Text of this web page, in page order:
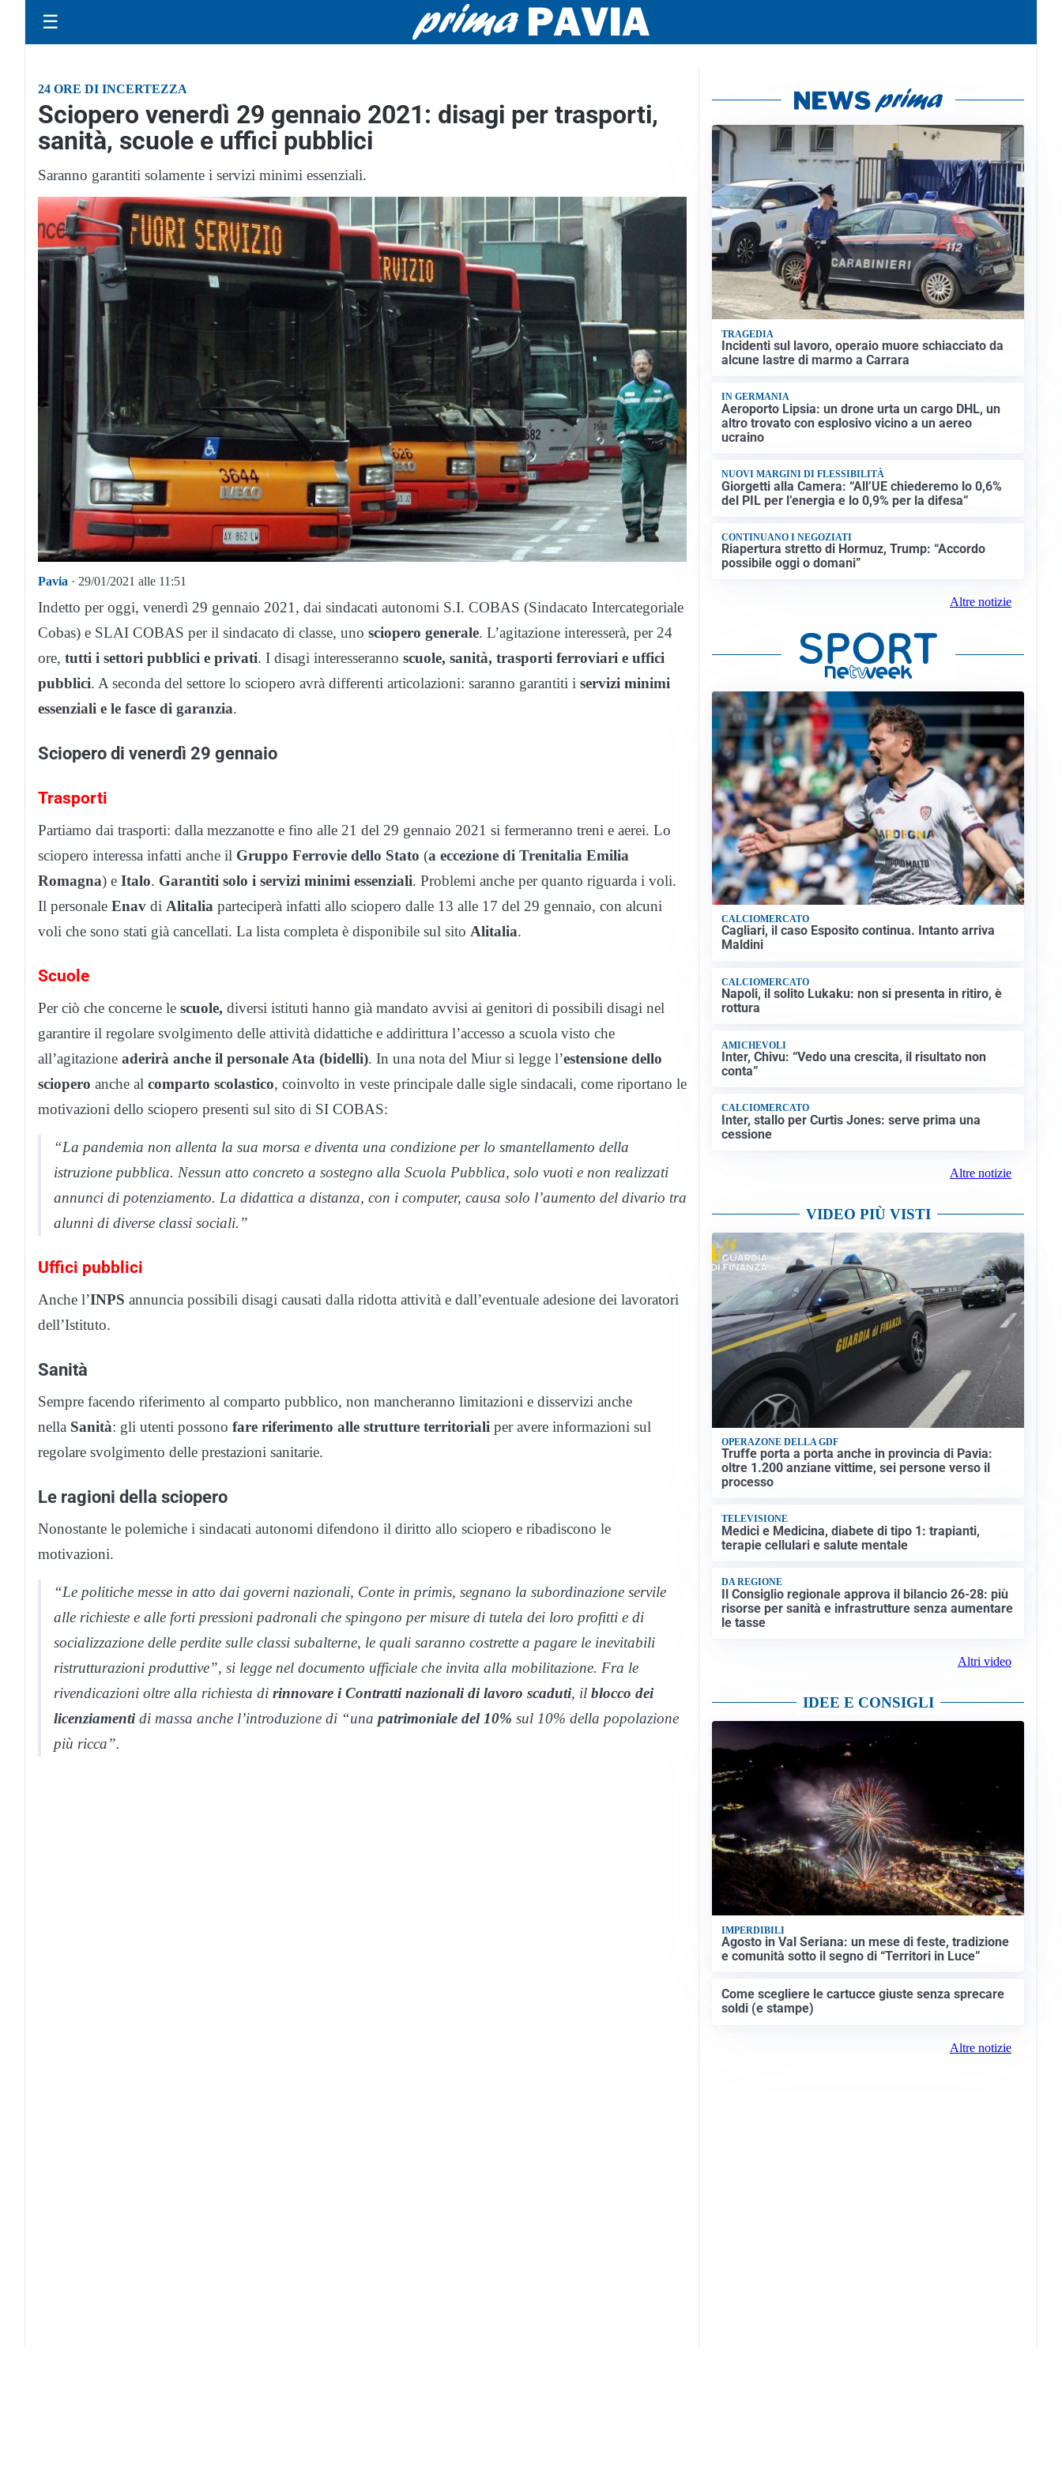
☰
24 ORE DI INCERTEZZA
Sciopero venerdì 29 gennaio 2021: disagi per trasporti,
sanità, scuole e uffici pubblici
Saranno garantiti solamente i servizi minimi essenziali.
Pavia · 29/01/2021 alle 11:51
Indetto per oggi, venerdì 29 gennaio 2021, dai sindacati autonomi S.I. COBAS (Sindacato Intercategoriale
Cobas) e SLAI COBAS per il sindacato di classe, uno sciopero generale. L’agitazione interesserà, per 24
ore, tutti i settori pubblici e privati. I disagi interesseranno scuole, sanità, trasporti ferroviari e uffici
pubblici. A seconda del settore lo sciopero avrà differenti articolazioni: saranno garantiti i servizi minimi
essenziali e le fasce di garanzia.
Sciopero di venerdì 29 gennaio
Trasporti
Partiamo dai trasporti: dalla mezzanotte e fino alle 21 del 29 gennaio 2021 si fermeranno treni e aerei. Lo
sciopero interessa infatti anche il Gruppo Ferrovie dello Stato (a eccezione di Trenitalia Emilia
Romagna) e Italo. Garantiti solo i servizi minimi essenziali. Problemi anche per quanto riguarda i voli.
Il personale Enav di Alitalia parteciperà infatti allo sciopero dalle 13 alle 17 del 29 gennaio, con alcuni
voli che sono stati già cancellati. La lista completa è disponibile sul sito Alitalia.
Scuole
Per ciò che concerne le scuole, diversi istituti hanno già mandato avvisi ai genitori di possibili disagi nel
garantire il regolare svolgimento delle attività didattiche e addirittura l’accesso a scuola visto che
all’agitazione aderirà anche il personale Ata (bidelli). In una nota del Miur si legge l’estensione dello
sciopero anche al comparto scolastico, coinvolto in veste principale dalle sigle sindacali, come riportano le
motivazioni dello sciopero presenti sul sito di SI COBAS:
“La pandemia non allenta la sua morsa e diventa una condizione per lo smantellamento della
istruzione pubblica. Nessun atto concreto a sostegno alla Scuola Pubblica, solo vuoti e non realizzati
annunci di potenziamento. La didattica a distanza, con i computer, causa solo l’aumento del divario tra
alunni di diverse classi sociali.”
Uffici pubblici
Anche l’INPS annuncia possibili disagi causati dalla ridotta attività e dall’eventuale adesione dei lavoratori
dell’Istituto.
Sanità
Sempre facendo riferimento al comparto pubblico, non mancheranno limitazioni e disservizi anche
nella Sanità: gli utenti possono fare riferimento alle strutture territoriali per avere informazioni sul
regolare svolgimento delle prestazioni sanitarie.
Le ragioni della sciopero
Nonostante le polemiche i sindacati autonomi difendono il diritto allo sciopero e ribadiscono le
motivazioni.
“Le politiche messe in atto dai governi nazionali, Conte in primis, segnano la subordinazione servile
alle richieste e alle forti pressioni padronali che spingono per misure di tutela dei loro profitti e di
socializzazione delle perdite sulle classi subalterne, le quali saranno costrette a pagare le inevitabili
ristrutturazioni produttive”, si legge nel documento ufficiale che invita alla mobilitazione. Fra le
rivendicazioni oltre alla richiesta di rinnovare i Contratti nazionali di lavoro scaduti, il blocco dei
licenziamentidi massa anche l’introduzione di “una patrimoniale del 10% sul 10% della popolazione
più ricca”.
TRAGEDIA
Incidenti sul lavoro, operaio muore schiacciato da
alcune lastre di marmo a Carrara
IN GERMANIA
Aeroporto Lipsia: un drone urta un cargo DHL, un
altro trovato con esplosivo vicino a un aereo
ucraino
NUOVI MARGINI DI FLESSIBILITÀ
Giorgetti alla Camera: “All’UE chiederemo lo 0,6%
del PIL per l’energia e lo 0,9% per la difesa”
CONTINUANO I NEGOZIATI
Riapertura stretto di Hormuz, Trump: “Accordo
possibile oggi o domani”
Altre notizie
CALCIOMERCATO
Cagliari, il caso Esposito continua. Intanto arriva
Maldini
CALCIOMERCATO
Napoli, il solito Lukaku: non si presenta in ritiro, è
rottura
AMICHEVOLI
Inter, Chivu: “Vedo una crescita, il risultato non
conta”
CALCIOMERCATO
Inter, stallo per Curtis Jones: serve prima una
cessione
Altre notizie
VIDEO PIÙ VISTI
OPERAZONE DELLA GDF
Truffe porta a porta anche in provincia di Pavia:
oltre 1.200 anziane vittime, sei persone verso il
processo
TELEVISIONE
Medici e Medicina, diabete di tipo 1: trapianti,
terapie cellulari e salute mentale
DA REGIONE
Il Consiglio regionale approva il bilancio 26-28: più
risorse per sanità e infrastrutture senza aumentare
le tasse
Altri video
IDEE E CONSIGLI
IMPERDIBILI
Agosto in Val Seriana: un mese di feste, tradizione
e comunità sotto il segno di “Territori in Luce”
Come scegliere le cartucce giuste senza sprecare
soldi (e stampe)
Altre notizie